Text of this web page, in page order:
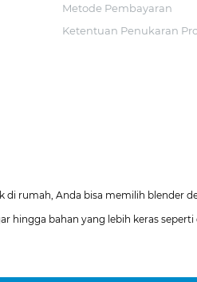
Metode Pembayaran
Ketentuan Penukaran
rumah, Anda bisa memilih blender
hingga bahan yang lebih keras